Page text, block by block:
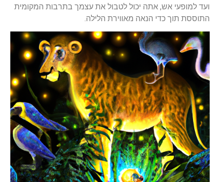
ועד למופעי אש, אתה יכול לטבול את עצמך בתרבות המקומית
התוססת תוך כדי הנאה מאווירת הלילה.